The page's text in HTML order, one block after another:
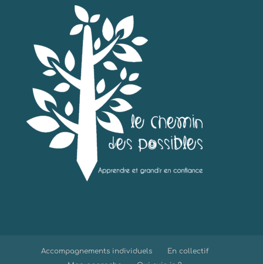
Accompagnements individuels
En collectif